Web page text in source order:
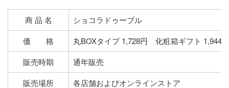
商 品 名
ショコラドゥーブル
価 格
丸BOXタイプ 1,728円 化粧箱ギフト 1,944円
販売時期
通年販売
販売場所
各店舗およびオンラインストア